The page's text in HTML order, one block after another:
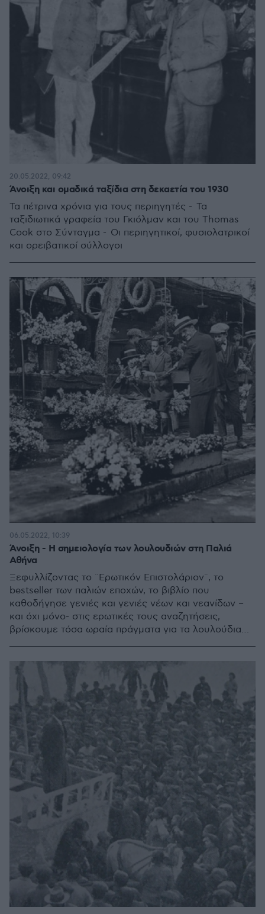
Άνοιξη και ομαδικά ταξίδια στη δεκαετία του 1930
Τα πέτρινα χρόνια για τους περιηγητές - Τα
ταξιδιωτικά γραφεία του Γκιόλμαν και του Thomas
Cook στο Σύνταγμα - Οι περιηγητικοί, φυσιολατρικοί
και ορειβατικοί σύλλογοι
20.05.2022, 09:42
Άνοιξη - Η σημειολογία των λουλουδιών στη Παλιά
Αθήνα
Ξεφυλλίζοντας το ¨Ερωτικόν Επιστολάριον¨, το
bestseller των παλιών εποχών, το βιβλίο που
καθοδήγησε γενιές και γενιές νέων και νεανίδων –
και όχι μόνο- στις ερωτικές τους αναζητήσεις,
βρίσκουμε τόσα ωραία πράγματα για τα λουλούδια
06.05.2022, 10:39